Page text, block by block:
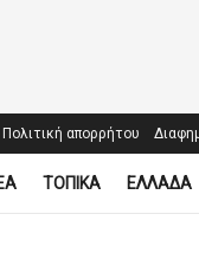
Πολιτική απορρήτου
ΤΟΠΙΚΑ ΕΛΛΑΔΑ